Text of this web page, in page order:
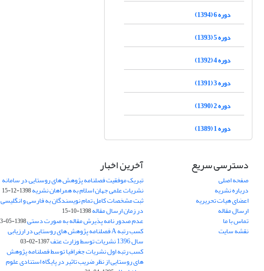
دوره 6 (1394)
دوره 5 (1393)
دوره 4 (1392)
دوره 3 (1391)
دوره 2 (1390)
دوره 1 (1389)
دسترسی سریع
صفحه اصلی
درباره نشریه
اعضای هیات تحریریه
ارسال مقاله
تماس با ما
نقشه سایت
آخرین اخبار
تبریک موفقیت فصلنامه پژوهش های روستایی در سامانه
نشریات علمی جهان اسلام به همراهان نشریه1398-12-15
ثبت مشخصات کامل تمام نویسندگان به فارسی و انگلیسی
در زمان ارسال مقاله1398-10-15
عدم صدور نامه پذیرش مقاله به صورت دستی1398-05-23
کسب رتبه A فصلنامه پژوهش های روستایی در ارزیابی
سال 1396 نشریات توسط وزارت عتف 1397-02-03
کسب رتبه اول نشریات جغرافیا توسط فصلنامه پژوهش
های روستایی از نظر ضریب تاثیر در پایگاه استنادی علوم